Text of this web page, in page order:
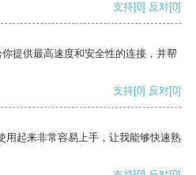
支持[0] 反对[0]
提供最高速度和安全性的连接，并帮
支持[0] 反对[0]
用起来非常容易上手，让我能够快速熟